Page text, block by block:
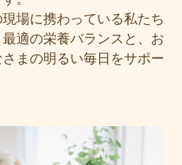
場に携わっている私たち
適の栄養バランスと、お
まの明るい毎日をサポー